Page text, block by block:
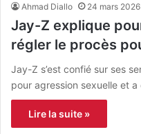
Ahmad Diallo 24 mars 2026
Jay-Z explique
régler le procès
Jay-Z s’est confié sur ses
pour agression sexuelle et
Lire la suite »